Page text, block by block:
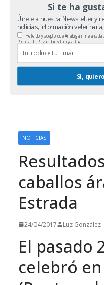
Si te ha
Únete a nuestra Newsletter y
noticias, información
Sí,
He leído y acepto que Arábigan me
Política de Privacidad y la ley actual
NOTICIAS
caballos
Estrada
24/04/2017 Luz González
El pasado
celebró